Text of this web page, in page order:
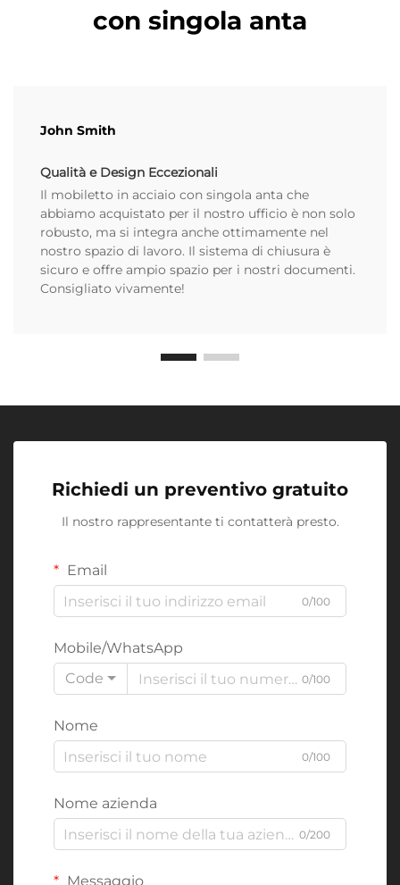
con singola anta
John Smith
Qualità e Design Eccezionali
Il mobiletto in acciaio con singola anta che
abbiamo acquistato per il nostro ufficio è non solo
robusto, ma si integra anche ottimamente nel
nostro spazio di lavoro. Il sistema di chiusura è
sicuro e offre ampio spazio per i nostri documenti.
Consigliato vivamente!
Richiedi un preventivo gratuito
Il nostro rappresentante ti contatterà presto.
Email
0/100
Mobile/WhatsApp
Code
0/100
Nome
0/100
Nome azienda
0/200
Messaggio